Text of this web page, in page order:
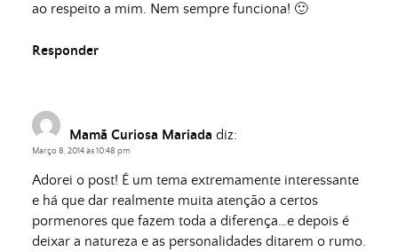
ao respeito a mim. Nem sempre funciona! 🙂
Responder
Mamã Curiosa Mariada diz:
Março 8, 2014 às 10:48 pm
Adorei o post! É um tema extremamente interessante
e há que dar realmente muita atenção a certos
pormenores que fazem toda a diferença…e depois é
deixar a natureza e as personalidades ditarem o rumo.